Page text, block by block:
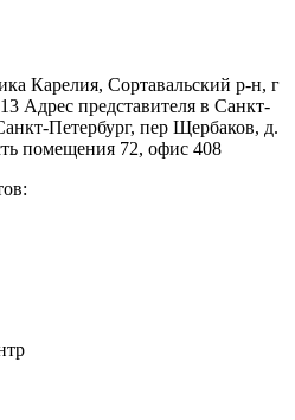
Карелия, Сортавальский р-н, г
Адрес представителя в Санкт-
Петербург, пер Щербаков, д.
помещения 72, офис 408